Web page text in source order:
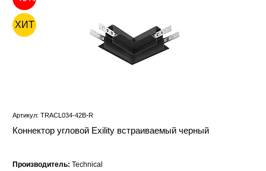
ХИТ
Артикул: TRACL034-42B-R
Коннектор угловой Exility встраиваемый черный
Производитель: Technical